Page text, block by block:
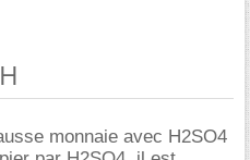
monnaie avec H2SO4